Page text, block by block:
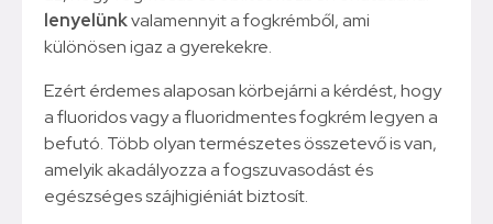
lenyelünkvalamennyit a fogkrémből, ami
különösen igaz a gyerekekre.
Ezért érdemes alaposan körbejárni a kérdést, hogy
a fluoridos vagy a fluoridmentes fogkrém legyen a
befutó. Több olyan természetes összetevő is van,
amelyik akadályozza a fogszuvasodást és
egészséges szájhigiéniát biztosít.